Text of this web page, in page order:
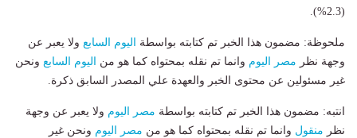
(2.3%).
ملحوظة: مضمون هذا الخبر تم كتابته بواسطة اليوم السابع ولا يعبر عن
وجهة نظر مصر اليوم وانما تم نقله بمحتواه كما هو من اليوم السابع ونحن
غير مسئولين عن محتوى الخبر والعهدة علي المصدر السابق ذكرة.
انتبه: مضمون هذا الخبر تم كتابته بواسطة مصر اليوم ولا يعبر عن وجهة
نظر منقول وانما تم نقله بمحتواه كما هو من مصر اليوم ونحن غير